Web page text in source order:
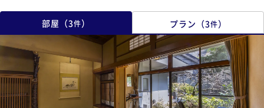
部屋 （3件） プラン （3件）